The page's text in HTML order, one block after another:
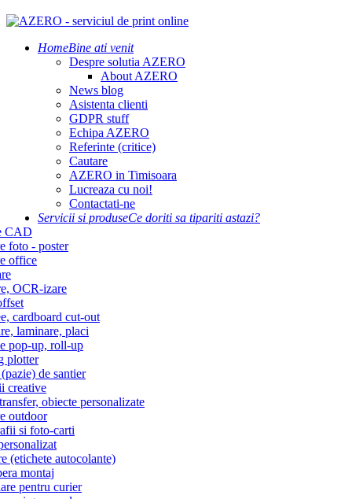
HomeBine ati venit
Despre solutia AZERO
About AZERO
News blog
Asistenta clienti
GDPR stuff
Echipa AZERO
Referinte (critice)
Cautare
AZERO in Timisoara
Lucreaza cu noi!
Contactati-ne
Servicii si produseCe doriti sa tipariti astazi?
CAD
foto - poster
office
OCR-izare
cardboard cut-out
laminare, placi
pop-up, roll-up
plotter
de santier
creative
obiecte personalizate
outdoor
si foto-carti
(etichete autocolante)
montaj
pentru curier